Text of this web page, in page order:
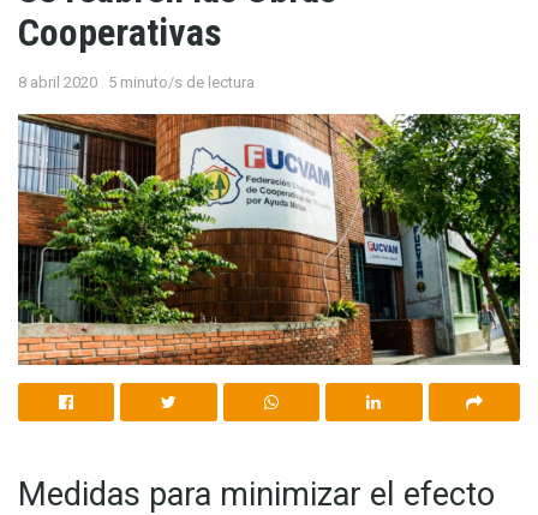
Cooperativas
8 abril 2020 5 minuto/s de lectura
Medidas para minimizar el efecto